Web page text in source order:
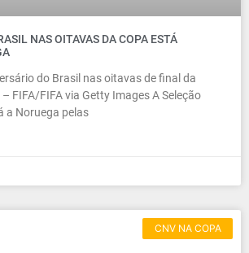
NAS OITAVAS DA COPA ESTÁ
do Brasil nas oitavas de final da
FIFA/FIFA via Getty Images A Seleção
a Noruega pelas
CNV NA COPA